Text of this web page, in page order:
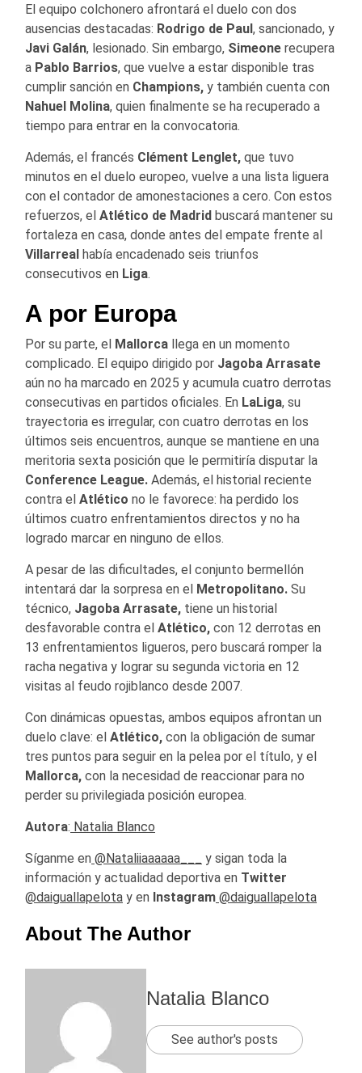
El equipo colchonero afrontará el duelo con dos
ausencias destacadas: Rodrigo de Paul, sancionado, y
Javi Galán, lesionado. Sin embargo, Simeone recupera
a Pablo Barrios, que vuelve a estar disponible tras
cumplir sanción en Champions, y también cuenta con
Nahuel Molina, quien finalmente se ha recuperado a
tiempo para entrar en la convocatoria.
Además, el francés Clément Lenglet, que tuvo
minutos en el duelo europeo, vuelve a una lista liguera
con el contador de amonestaciones a cero. Con estos
refuerzos, el Atlético de Madrid buscará mantener su
fortaleza en casa, donde antes del empate frente al
Villarreal había encadenado seis triunfos
consecutivos en Liga.
A por Europa
Por su parte, el Mallorca llega en un momento
complicado. El equipo dirigido por Jagoba Arrasate
aún no ha marcado en 2025 y acumula cuatro derrotas
consecutivas en partidos oficiales. En LaLiga, su
trayectoria es irregular, con cuatro derrotas en los
últimos seis encuentros, aunque se mantiene en una
meritoria sexta posición que le permitiría disputar la
Conference League. Además, el historial reciente
contra el Atlético no le favorece: ha perdido los
últimos cuatro enfrentamientos directos y no ha
logrado marcar en ninguno de ellos.
A pesar de las dificultades, el conjunto bermellón
intentará dar la sorpresa en el Metropolitano. Su
técnico, Jagoba Arrasate, tiene un historial
desfavorable contra el Atlético, con 12 derrotas en
13 enfrentamientos ligueros, pero buscará romper la
racha negativa y lograr su segunda victoria en 12
visitas al feudo rojiblanco desde 2007.
Con dinámicas opuestas, ambos equipos afrontan un
duelo clave: el Atlético, con la obligación de sumar
tres puntos para seguir en la pelea por el título, y el
Mallorca, con la necesidad de reaccionar para no
perder su privilegiada posición europea.
Autora: Natalia Blanco
Síganme en @Nataliiaaaaaa___
y sigan toda la
información y actualidad deportiva en Twitter
@daiguallapelota y en Instagram @daiguallapelota
About The Author
Natalia Blanco
See author's posts